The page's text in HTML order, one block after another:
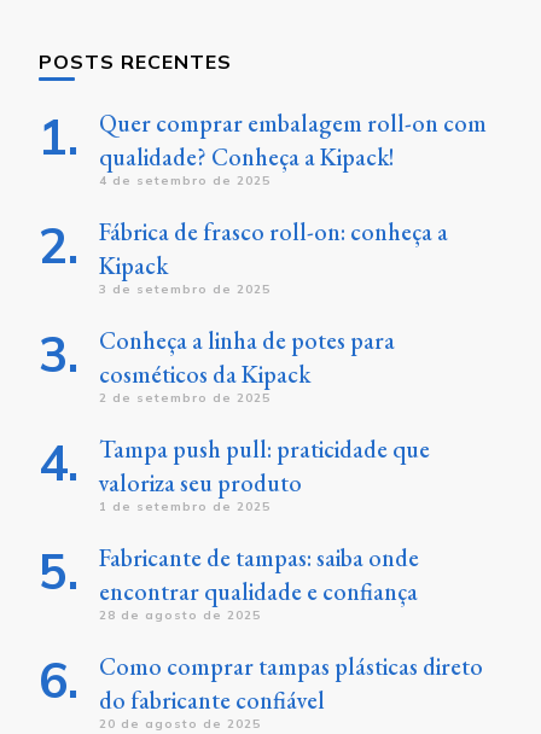
POSTS RECENTES
Quer comprar embalagem roll-on com
qualidade? Conheça a Kipack!
4 de setembro de 2025
Fábrica de frasco roll-on: conheça a
Kipack
3 de setembro de 2025
Conheça a linha de potes para
cosméticos da Kipack
2 de setembro de 2025
Tampa push pull: praticidade que
valoriza seu produto
1 de setembro de 2025
Fabricante de tampas: saiba onde
encontrar qualidade e confiança
28 de agosto de 2025
Como comprar tampas plásticas direto
do fabricante confiável
20 de agosto de 2025